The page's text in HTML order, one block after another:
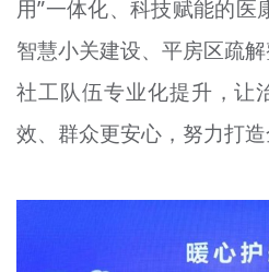
用”一体化、科技赋能的医
智慧小关建设、平房区疏解
社工队伍专业化提升，让
效、群众更安心，努力打造